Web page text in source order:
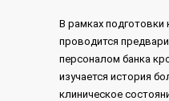
В рамках подготовки
проводится
персоналом банка
изучается история
клиническое